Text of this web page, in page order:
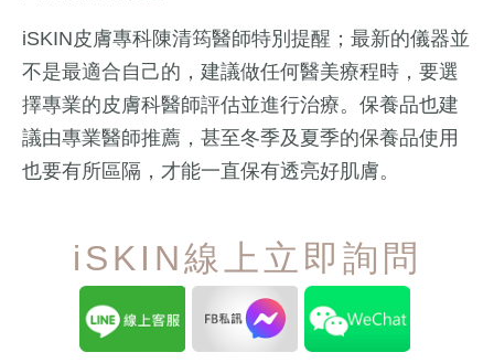
iSKIN皮膚專科陳清筠醫師特別提醒；最新的儀器並
不是最適合自己的，建議做任何醫美療程時，要選
擇專業的皮膚科醫師評估並進行治療。保養品也建
議由專業醫師推薦，甚至冬季及夏季的保養品使用
也要有所區隔，才能一直保有透亮好肌膚。
iSKIN線上立即詢問